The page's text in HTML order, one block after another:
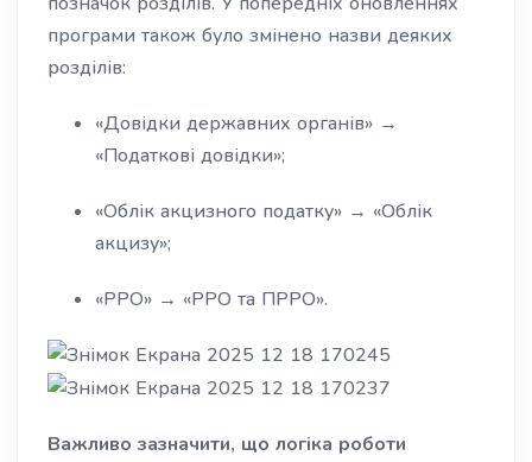
програми також було змінено назви деяких
розділів:
«Довідки державних органів» →
«Податкові довідки»;
«Облік акцизного податку» → «Облік
акцизу»;
«РРО» → «РРО та ПРРО».
Важливо зазначити, що логіка роботи